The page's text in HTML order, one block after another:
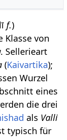
f.)
Klasse von
Sellerieart
(Kaivartika);
Wurzel
eines
die drei
als Valli
typisch für